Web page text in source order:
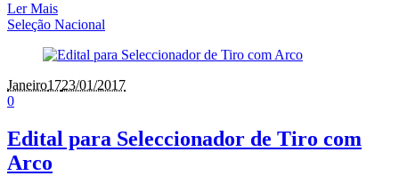
Ler Mais
Seleção Nacional
Janeiro1723/01/2017
0
Edital para Seleccionador de Tiro com
Arco